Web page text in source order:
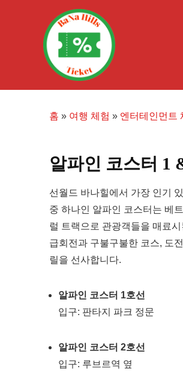
홈 » 여행 체험 » 엔터테인먼트
알파인 코스터 1
선월드 바나힐에서 가장 인기
중 하나인 알파인 코스터는 베
럴 트랙으로 관광객들을 매료
급회전과 구불구불한 코스, 도
릴을 선사합니다.
알파인 코스터 1호선
입구: 판타지 파크 정문
알파인 코스터 2호선
입구: 루브르역 옆